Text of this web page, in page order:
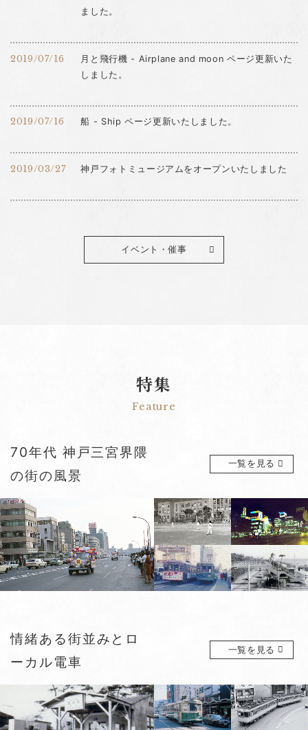
ました。
2019/07/16
月と飛行機 - Airplane and moon ページ更新いた
しました。
2019/07/16 船 - Ship ページ更新いたしました。
2019/03/27 神戸フォトミュージアムをオープンいたしました
イベント・催事
特集
Feature
70年代 神戸三宮界隈
の街の風景
一覧を見る
情緒ある街並みとロ
ーカル電車
一覧を見る